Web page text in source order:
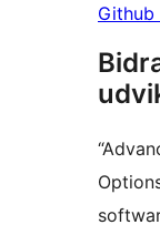
Github